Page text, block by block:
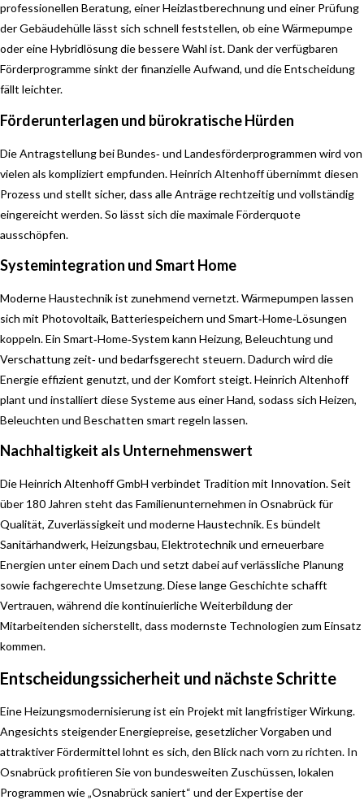
professionellen Beratung, einer Heizlastberechnung und einer Prüfung
der Gebäudehülle lässt sich schnell feststellen, ob eine Wärmepumpe
oder eine Hybridlösung die bessere Wahl ist. Dank der verfügbaren
Förderprogramme sinkt der finanzielle Aufwand, und die Entscheidung
fällt leichter.
Förderunterlagen und bürokratische Hürden
Die Antragstellung bei Bundes‑ und Landesförderprogrammen wird von
vielen als kompliziert empfunden. Heinrich Altenhoff übernimmt diesen
Prozess und stellt sicher, dass alle Anträge rechtzeitig und vollständig
eingereicht werden. So lässt sich die maximale Förderquote
ausschöpfen.
Systemintegration und Smart Home
Moderne Haustechnik ist zunehmend vernetzt. Wärmepumpen lassen
sich mit Photovoltaik, Batteriespeichern und Smart‑Home‑Lösungen
koppeln. Ein Smart‑Home‑System kann Heizung, Beleuchtung und
Verschattung zeit‑ und bedarfsgerecht steuern. Dadurch wird die
Energie effizient genutzt, und der Komfort steigt. Heinrich Altenhoff
plant und installiert diese Systeme aus einer Hand, sodass sich Heizen,
Beleuchten und Beschatten smart regeln lassen.
Nachhaltigkeit als Unternehmenswert
Die Heinrich Altenhoff GmbH verbindet Tradition mit Innovation. Seit
über 180 Jahren steht das Familienunternehmen in Osnabrück für
Qualität, Zuverlässigkeit und moderne Haustechnik. Es bündelt
Sanitärhandwerk, Heizungsbau, Elektrotechnik und erneuerbare
Energien unter einem Dach und setzt dabei auf verlässliche Planung
sowie fachgerechte Umsetzung. Diese lange Geschichte schafft
Vertrauen, während die kontinuierliche Weiterbildung der
Mitarbeitenden sicherstellt, dass modernste Technologien zum Einsatz
kommen.
Entscheidungssicherheit und nächste Schritte
Eine Heizungsmodernisierung ist ein Projekt mit langfristiger Wirkung.
Angesichts steigender Energiepreise, gesetzlicher Vorgaben und
attraktiver Fördermittel lohnt es sich, den Blick nach vorn zu richten. In
Osnabrück profitieren Sie von bundesweiten Zuschüssen, lokalen
Programmen wie „Osnabrück saniert“ und der Expertise der